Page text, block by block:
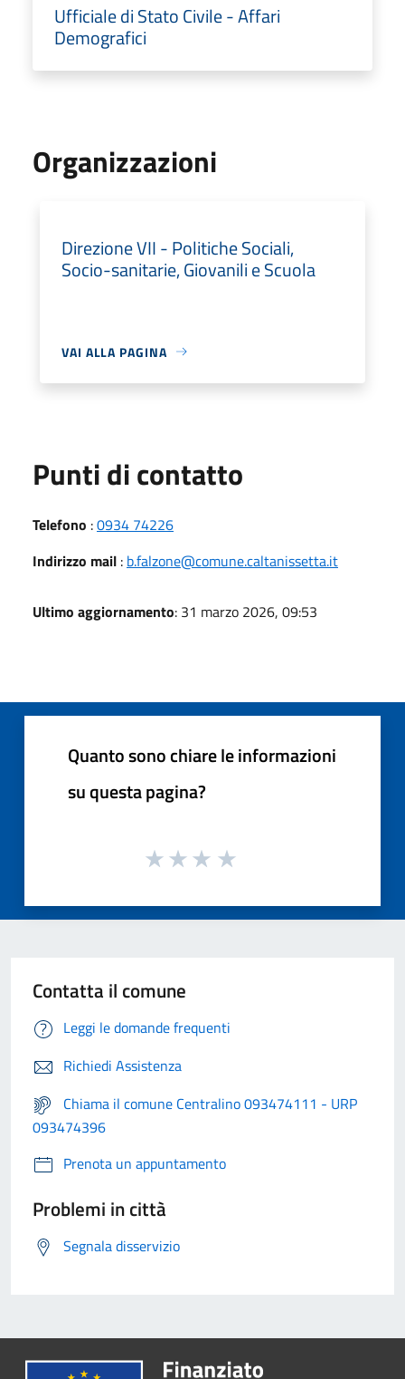
Ufficiale di Stato Civile - Affari
Demografici
Organizzazioni
Direzione VII - Politiche Sociali,
Socio-sanitarie, Giovanili e Scuola
VAI ALLA PAGINA
Punti di contatto
Telefono :0934 74226
Indirizzo mail : b.falzone@comune.caltanissetta.it
Ultimo aggiornamento: 31 marzo 2026, 09:53
Quanto sono chiare le informazioni
su questa pagina?
Contatta il comune
Leggi le domande frequenti
Richiedi Assistenza
Chiama il comune Centralino 093474111 - URP
093474396
Prenota un appuntamento
Problemi in città
Segnala disservizio